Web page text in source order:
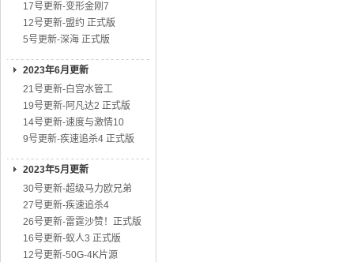
17号更新-变形金刚7
12号更新-盟约 正式版
5号更新-深海 正式版
2023年6月更新
21号更新-白宫水管工
19号更新-阿凡达2 正式版
14号更新-速度与激情10
9号更新-疾速追杀4 正式版
2023年5月更新
30号更新-超级马力欧兄弟
27号更新-疾速追杀4
26号更新-雷霆沙赞！正式版
16号更新-蚁人3 正式版
12号更新-50G-4K片源